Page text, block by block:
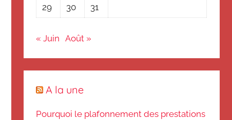
29
30 31
« Juin Août »
A la une
Pourquoi le plafonnement des prestations